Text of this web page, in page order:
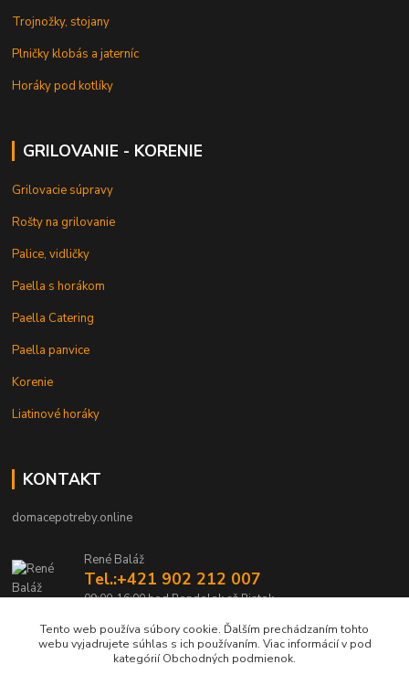
Trojnožky, stojany
Plničky klobás a jaterníc
Horáky pod kotlíky
GRILOVANIE - KORENIE
Grilovacie súpravy
Rošty na grilovanie
Palice, vidličky
Paella s horákom
Paella Catering
Paella panvice
Korenie
Liatinové horáky
KONTAKT
domacepotreby.online
René Baláž
Tel.:+421 902 212 007
09:00-16:00 hod Pondelok až Piatok
info@domacepotreby.online
Tento web používa súbory cookie. Ďalším prechádzaním tohto
webu vyjadrujete súhlas s ich používaním. Viac informácií v pod
kategórií Obchodných podmienok.